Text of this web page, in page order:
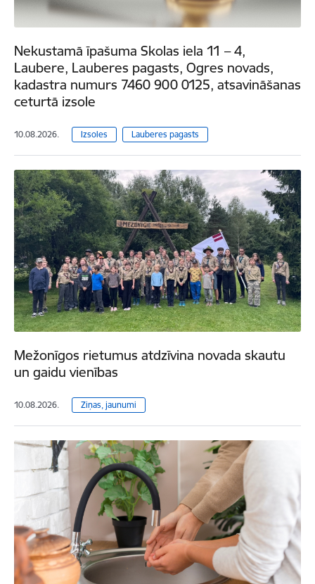
Nekustamā īpašuma Skolas iela 11 – 4,
Laubere, Lauberes pagasts, Ogres novads,
kadastra numurs 7460 900 0125, atsavināšanas
ceturtā izsole
10.08.2026. Izsoles Lauberes pagasts
Mežonīgos rietumus atdzīvina novada skautu
un gaidu vienības
10.08.2026. Ziņas, jaunumi